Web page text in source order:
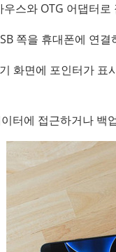
스와 OTG 어댑터
쪽을 휴대폰에 연
화면에 포인터가
터에 접근하거나 백